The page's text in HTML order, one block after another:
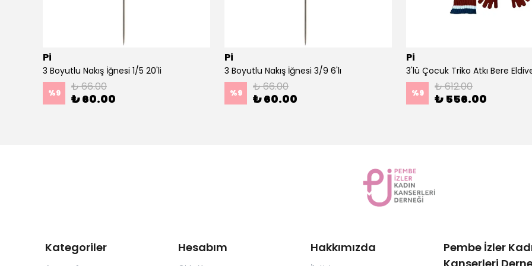
Pi
3 Boyutlu Nakış İğnesi 1/5 20'li
%9 ₺ 66.00
₺ 60.00
Pi
3 Boyutlu Nakış İğnesi 3/9 6'lı
%9 ₺ 66.00
₺ 60.00
Pi
%9 ₺ 612.00
₺ 556.00
Kategoriler Hesabım Hakkımızda
Pembe İzler